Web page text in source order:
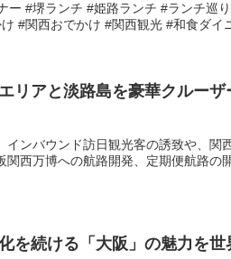
ー #堺ランチ #姫路ランチ #ランチ巡
#関西おでかけ #関西観光 #和食ダイ
リアと淡路島を豪華クルー
インバウンド訪日観光客の誘致や、関
関西万博への航路開発、定期便航路
を続ける「 大阪 」の魅力を